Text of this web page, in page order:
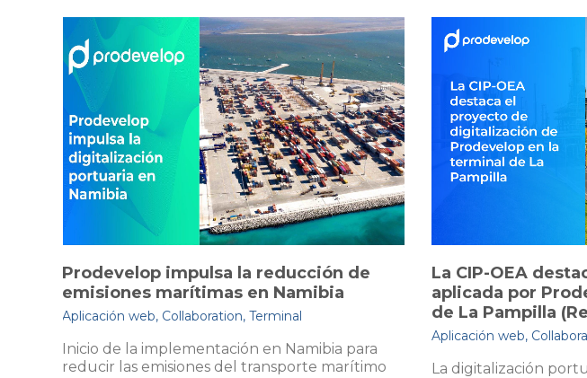
la reducción de
en Namibia
Terminal
en Namibia para
del transporte marítimo
La CIP-OEA destaca la digitalización
aplicada por Prodevelop en la terminal
de La Pampilla (Repsol, Perú)
Terminal
La digitalización portuaria en terminales de